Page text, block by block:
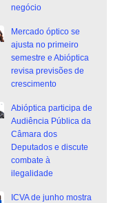
negócio
Mercado óptico se
ajusta no primeiro
semestre e Abióptica
revisa previsões de
crescimento
Abióptica participa de
Audiência Pública da
Câmara dos
Deputados e discute
combate à
ilegalidade
ICVA de junho mostra